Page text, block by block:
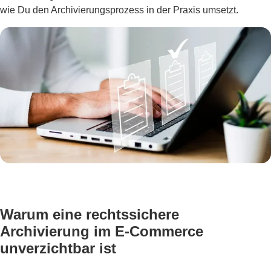
wie Du den Archivierungsprozess in der Praxis umsetzt.
Warum eine rechtssichere
Archivierung im E-Commerce
unverzichtbar ist